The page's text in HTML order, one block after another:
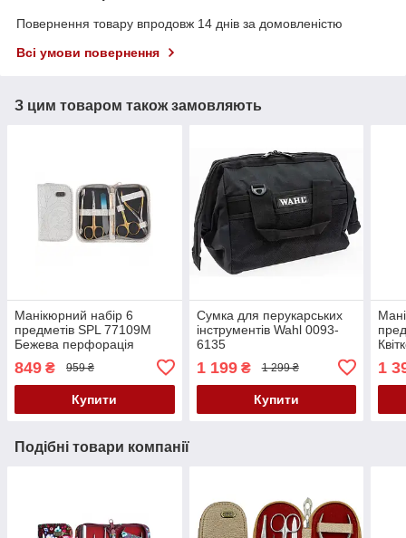
Повернення товару впродовж 14 днів за домовленістю
Всі умови повернення
З цим товаром також замовляють
Манікюрний набір 6
предметів SPL 77109M
Бежева перфорація
849 ₴ 959 ₴
Купити
Сумка для перукарських
інструментів Wahl 0093-
6135
1 199₴ 1 299 ₴
Купити
1
Подібні товари компанії